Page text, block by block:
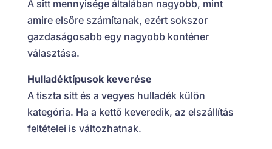
A sitt mennyisége általában nagyobb, mint
amire elsőre számítanak, ezért sokszor
gazdaságosabb egy nagyobb konténer
választása.
Hulladéktípusok keverése
A tiszta sitt és a vegyes hulladék külön
kategória. Ha a kettő keveredik, az elszállítás
feltételei is változhatnak.